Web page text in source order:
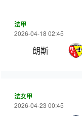
法甲
2026-04-18 02:45
朗斯
法女甲
2026-04-23 00:45